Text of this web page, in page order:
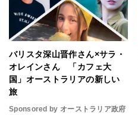
バリスタ深山晋作さん×サラ・
オレインさん 「カフェ大
国」オーストラリアの新しい
旅
Sponsored by オーストラリア政府